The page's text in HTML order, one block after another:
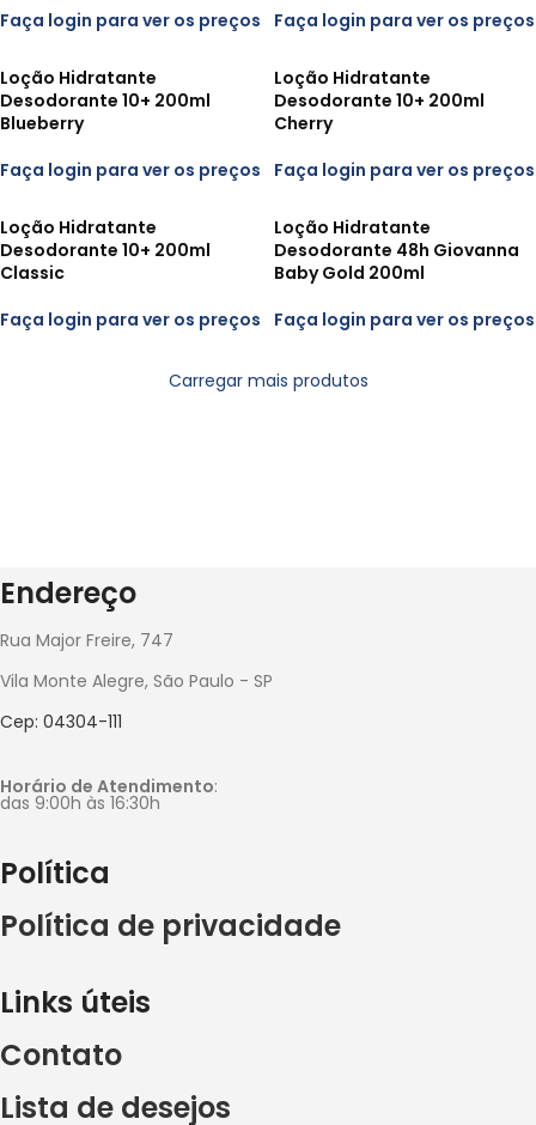
Faça login para ver os preços
Faça login para ver os preços
Loção Hidratante
Desodorante 10+ 200ml
Blueberry
Faça login para ver os preços
Loção Hidratante
Desodorante 10+ 200ml
Cherry
Faça login para ver os preços
Loção Hidratante
Desodorante 10+ 200ml
Classic
Faça login para ver os preços
Loção Hidratante
Desodorante 48h Giovanna
Baby Gold 200ml
Faça login para ver os preços
Carregar mais produtos
Endereço
Rua Major Freire, 747
Vila Monte Alegre, São Paulo - SP
Cep: 04304-111
Horário de Atendimento:
das 9:00h às 16:30h
Política
Política de privacidade
Links úteis
Contato
Lista de desejos